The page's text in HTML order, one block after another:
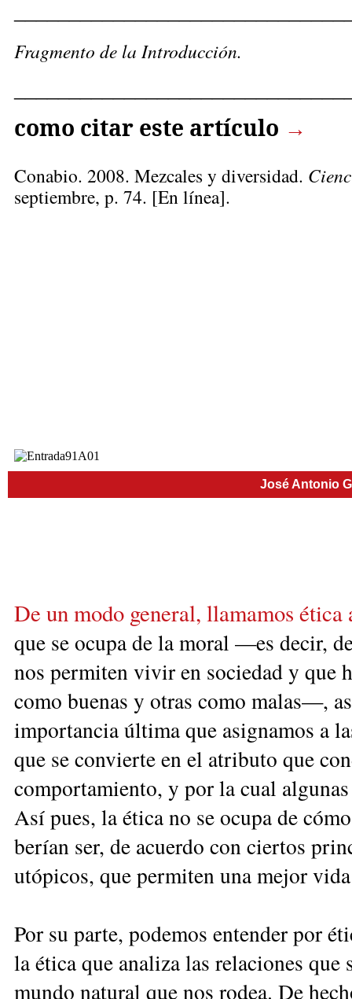
Fragmento de la Introducción.
como citar este artículo →
Conabio. 2008. Mezcales y diversidad.
septiembre, p. 74. [En línea].
José Antonio
De un modo general, llamamos
que se ocupa de la moral —es decir,
nos permiten vivir en sociedad y que
como buenas y otras como malas—,
im­por­tancia última que asignamos a
que se convierte en el atributo que
comportamiento, y por la cual
Así pues, la ética no se ocupa de
berían ser, de acuerdo con ciertos
utópicos, que permiten una mejor
Por su parte, podemos entender por
la ética que analiza las relaciones que
mundo natural que nos rodea. De